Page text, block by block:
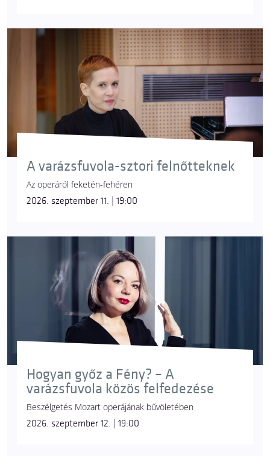
A varázsfuvola-sztori felnőtteknek
Az operáról feketén-fehéren
2026. szeptember 11. | 19:00
Hogyan győz a Fény? – A
varázsfuvola közös felfedezése
Beszélgetés Mozart operájának bűvöletében
2026. szeptember 12. | 19:00